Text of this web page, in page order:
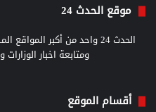
موقع الحدث 24
الحدث 24 واحد من أكبر
ومتابعة اخبار
أقسام الموقع